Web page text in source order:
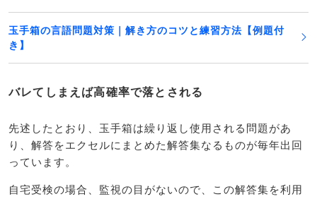
玉手箱の言語問題対策｜解き方のコツと練習方法【例題付
き】
バレてしまえば高確率で落とされる
先述したとおり、玉手箱は繰り返し使用される問題があ
り、解答をエクセルにまとめた解答集なるものが毎年出回
っています。
自宅受検の場合、監視の目がないので、この解答集を利用